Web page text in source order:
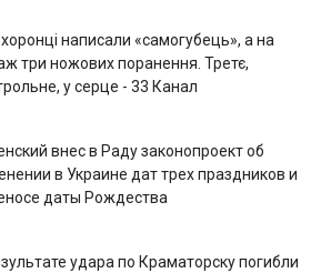
написали «самогубець», а на
аж три ножових поранення. Третє,
у серце - 33 Канал
внес в Раду законопроект об
в Украине дат трех праздников и
даты Рождества
удара по Краматорску погибли